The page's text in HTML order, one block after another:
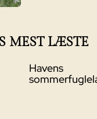
MEST LÆSTE
Havens